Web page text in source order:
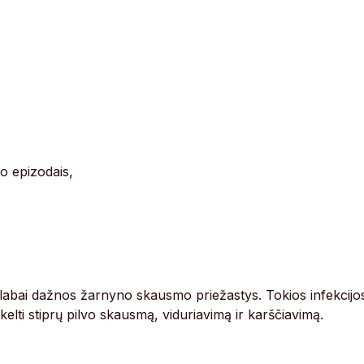
epizodais,
dažnos žarnyno skausmo priežastys. Tokios
stiprų pilvo skausmą, viduriavimą ir karščiavimą.